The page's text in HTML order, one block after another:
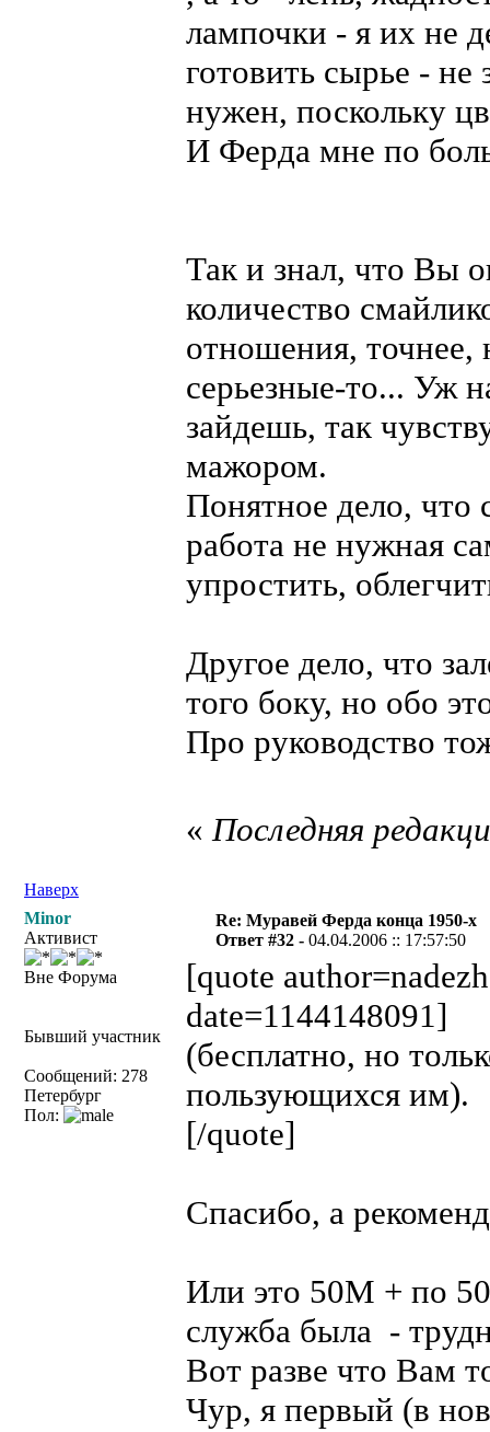
лампочки - я их не
готовить сырье -
нужен, поскольку
И Ферда мне по
Так и знал, что Вы
количество
отношения, точнее,
серьезные-то... Уж
зайдешь, так
мажором.
Понятное дело, что
работа не нужная
упростить,
Другое дело, что
того боку, но обо
Про руководство
Наверх
«Последняя
Minor
Активист
Вне Форума
Бывший участник
Сообщений: 278
Петербург
Пол:
Re: Муравей Ферда конца 1950-х
Ответ #32 -04.04.2006 :: 17:57:50
[quote
date=1144148091]
(бесплатно, но
пользующихся им).
[/quote]
Спасибо, а
Или это 50М + по
служба была -
Вот разве что Вам
Чур, я первый (в